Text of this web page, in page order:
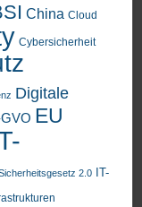
China Cloud
Cybersicherheit
Digitale
EU
2.0
IT-